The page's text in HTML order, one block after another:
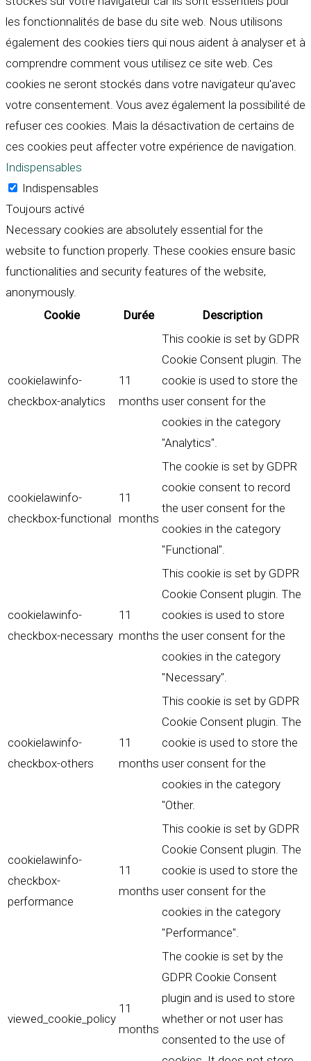
les fonctionnalités de base du site web. Nous utilisons
également des cookies tiers qui nous aident à analyser et à
comprendre comment vous utilisez ce site web. Ces
cookies ne seront stockés dans votre navigateur qu'avec
votre consentement. Vous avez également la possibilité de
refuser ces cookies. Mais la désactivation de certains de
ces cookies peut affecter votre expérience de navigation.
Indispensables
Indispensables
Toujours activé
Necessary cookies are absolutely essential for the
website to function properly. These cookies ensure basic
functionalities and security features of the website,
anonymously.
Cookie
Durée Description
cookielawinfo-
checkbox-analytics
11
months
This cookie is set by GDPR
Cookie Consent plugin. The
cookie is used to store the
user consent for the
cookies in the category
"Analytics".
cookielawinfo-
checkbox-functional
11
months
The cookie is set by GDPR
cookie consent to record
the user consent for the
cookies in the category
"Functional".
cookielawinfo-
checkbox-necessary
11
months
This cookie is set by GDPR
Cookie Consent plugin. The
cookies is used to store
the user consent for the
cookies in the category
"Necessary".
cookielawinfo-
checkbox-others
11
months
This cookie is set by GDPR
Cookie Consent plugin. The
cookie is used to store the
user consent for the
cookies in the category
"Other.
cookielawinfo-
checkbox-
performance
11
months
This cookie is set by GDPR
Cookie Consent plugin. The
cookie is used to store the
user consent for the
cookies in the category
"Performance".
viewed_cookie_policy
11
months
The cookie is set by the
GDPR Cookie Consent
plugin and is used to store
whether or not user has
consented to the use of